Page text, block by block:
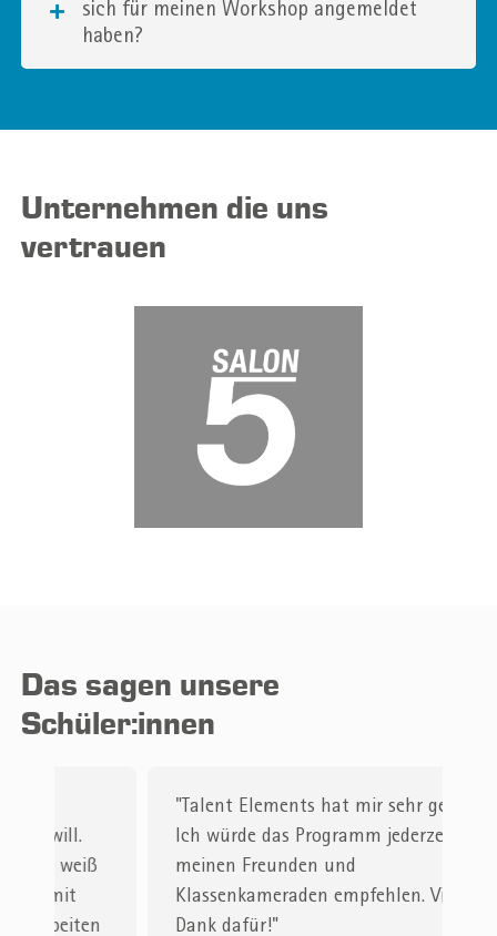
sich für meinen Workshop angemeldet
haben?
Unternehmen die uns
vertrauen
Das sagen unsere
Schüler:innen
"Talent Elements hat mir sehr geholfen!
Ich würde das Programm jederzeit
meinen Freunden und
Klassenkameraden empfehlen. Vielen
Dank dafür!"